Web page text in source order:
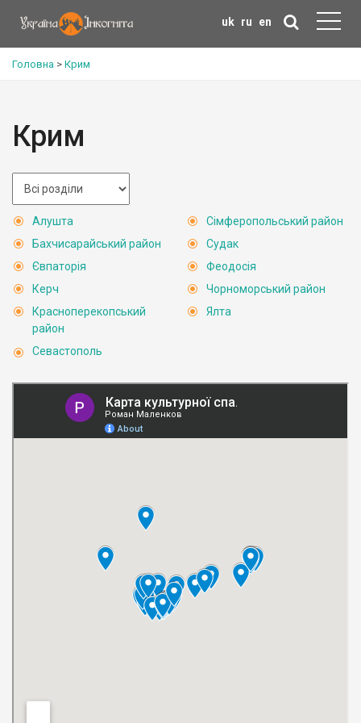
uk ru en
Головна > Крим
Крим
Алушта
Бахчисарайський район
Євпаторія
Керч
Красноперекопський
район
Севастополь
Сімферопольський район
Судак
Феодосія
Чорноморський район
Ялта